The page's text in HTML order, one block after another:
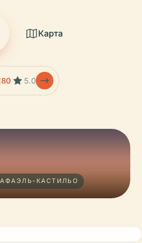
Карта
5.0
РАФАЭЛЬ-КАСТИЛЬО